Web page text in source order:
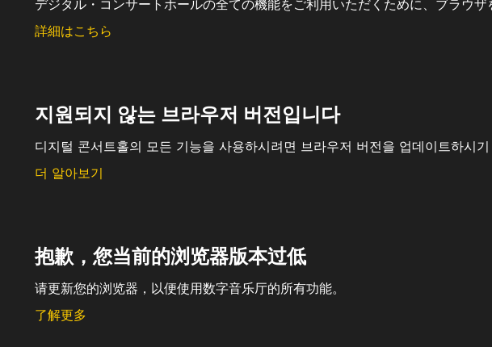
デジタル・コンサートホールの全ての機能をご利用いただくために、ブラウザ
詳細はこちら
지원되지 않는 브라우저 버전입니다
디지털 콘서트홀의 모든 기능을 사용하시려면 브라우저 버전을 업데이트하시
더 알아보기
抱歉，您当前的浏览器版本过低
请更新您的浏览器，以便使用数字音乐厅的所有功能。
了解更多